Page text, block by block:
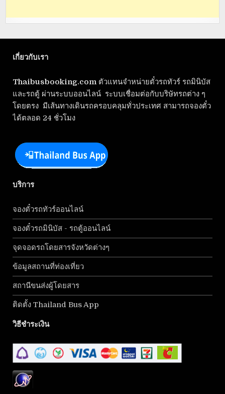
เกี่ยวกับเรา
Thaibusbooking.com ตัวแทนจำหน่ายตั๋วรถทัวร์ รถมินิบัส
และรถตู้ ผ่านระบบออนไลน์ ระบบเชื่อมต่อกับบริษัทรถต่าง ๆ
โดยตรง มีเส้นทางเดินรถครอบคลุมทั่วประเทศ สามารถจองตั๋ว
ได้ตลอด 24 ชั่วโมง
บริการ
จองตั๋วรถทัวร์ออนไลน์
จองตั๋วรถมินิบัส - รถตู้ออนไลน์
จุดจอดรถโดยสารจังหวัดต่างๆ
ข้อมูลสถานที่ท่องเที่ยว
สถานีขนส่งผู้โดยสาร
ติดตั้ง Thailand Bus App
วิธีชำระเงิน